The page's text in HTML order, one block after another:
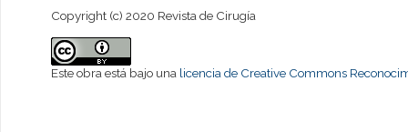
Copyright (c) 2020 Revista de Cirugía
Este obra está bajo una licencia de Creative Commons